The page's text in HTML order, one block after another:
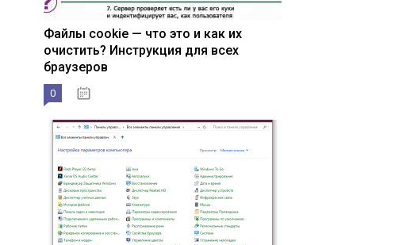
Файлы cookie — что это и как их
очистить? Инструкция для всех
браузеров
0